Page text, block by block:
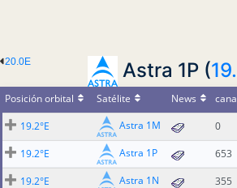
20.0E Astra 1P (
Posición orbital Satélite News
19.2°E
Astra 1M 0
19.2°E
Astra 1P 653
19.2°E
Astra 1N 355